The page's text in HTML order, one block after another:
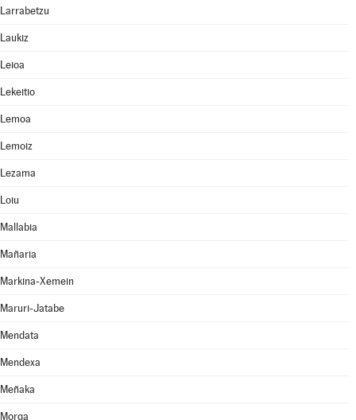
Larrabetzu
Laukiz
Leioa
Lekeitio
Lemoa
Lemoiz
Lezama
Loiu
Mallabia
Mañaria
Markina-Xemein
Maruri-Jatabe
Mendata
Mendexa
Meñaka
Morga